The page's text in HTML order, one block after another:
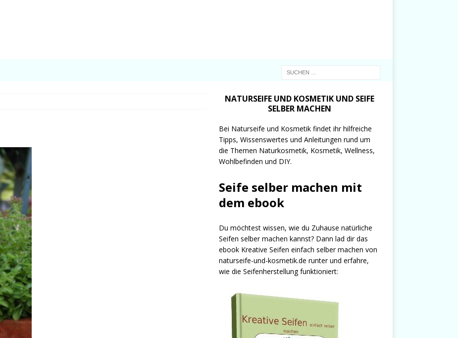
NATURSEIFE UND KOSMETIK UND SEIFE
SELBER MACHEN
Bei Naturseife und Kosmetik findet ihr hilfreiche
Tipps, Wissenswertes und Anleitungen rund um
die Themen Naturkosmetik, Kosmetik, Wellness,
Wohlbefinden und DIY.
Seife selber machen mit
dem ebook
Du möchtest wissen, wie du Zuhause natürliche
Seifen selber machen kannst? Dann lad dir das
ebook Kreative Seifen einfach selber machen von
naturseife-und-kosmetik.de runter und erfahre,
wie die Seifenherstellung funktioniert: